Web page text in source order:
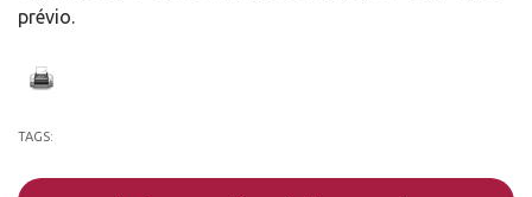
prévio.
TAGS: